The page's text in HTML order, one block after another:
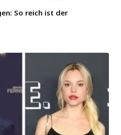
So reich ist der